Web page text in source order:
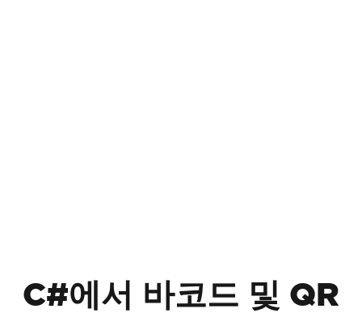
C#에서 바코드 및 QR